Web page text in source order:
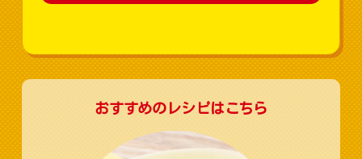
おすすめのレシピはこちら